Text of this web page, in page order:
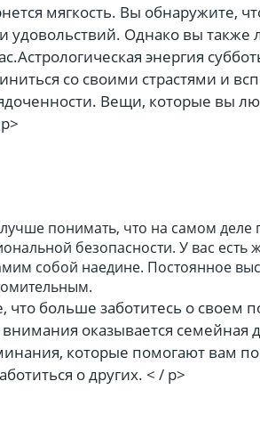
мягкость. Вы обнаружите,
удовольствий. Однако вы
энергия
со своими страстями и
Вещи, которые вы
понимать, что на самом деле
безопасности. У вас
собой наедине. Постоянное
что больше заботитесь о своем
внимания оказывается семейная
которые помогают вам
о других. < / p>